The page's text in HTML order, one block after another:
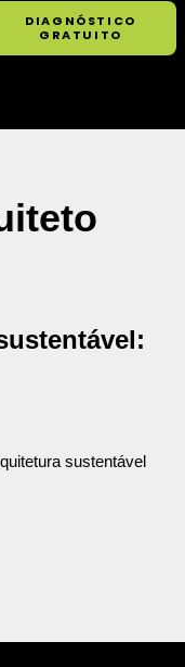
DIAGNÓSTICO
GRATUITO
sustentável